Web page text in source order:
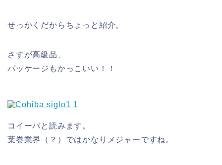
せっかくだからちょっと紹介。
さすが高級品、
パッケージもかっこいい！！
コイーバと読みます。
葉巻業界（？）ではかなりメジャーですね。